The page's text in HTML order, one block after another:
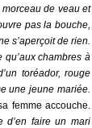
morceau de veau et
pas la bouche,
s’aperçoit de rien.
chambres à
toréador, rouge
une jeune mariée.
femme accouche.
d’en faire un mari